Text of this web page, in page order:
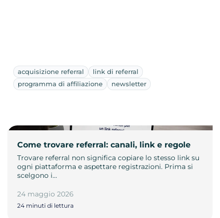
acquisizione referral
link di referral
programma di affiliazione
newsletter
Come trovare referral: canali, link e regole
Trovare referral non significa copiare lo stesso link su
ogni piattaforma e aspettare registrazioni. Prima si
scelgono i…
24 maggio 2026
24 minuti di lettura